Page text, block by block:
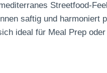
Streetfood-
saftig und
ideal für Meal Prep